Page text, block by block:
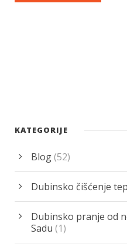
KATEGORIJE
Blog(52)
Dubinsko čišćenje
Dubinsko pranje od
Sadu (1)